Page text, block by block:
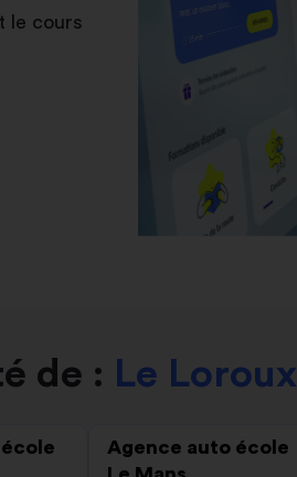
le cours
de : Le
Agence auto école